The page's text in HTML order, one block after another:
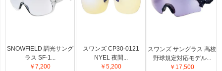
SNOWFIELD 調光サング
ラス SF-1...
￥7,200
スワンズ CP30-0121
NYEL 夜間...
￥5,200
スワンズ サングラス 高校
野球規定対応モデル...
￥17,500